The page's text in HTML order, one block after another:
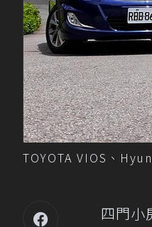
TOYOTA VIOS、
四門小